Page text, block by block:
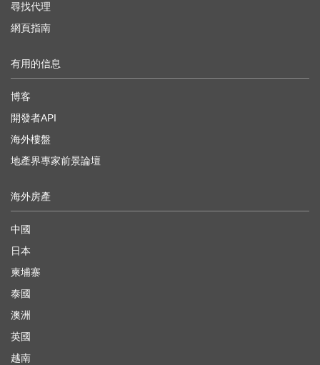
尋找代理
網頁指南
有用的信息
博客
開發者API
海外樓盤
地產界專家前景論壇
海外房產
中國
日本
柬埔寨
泰國
澳洲
英國
越南